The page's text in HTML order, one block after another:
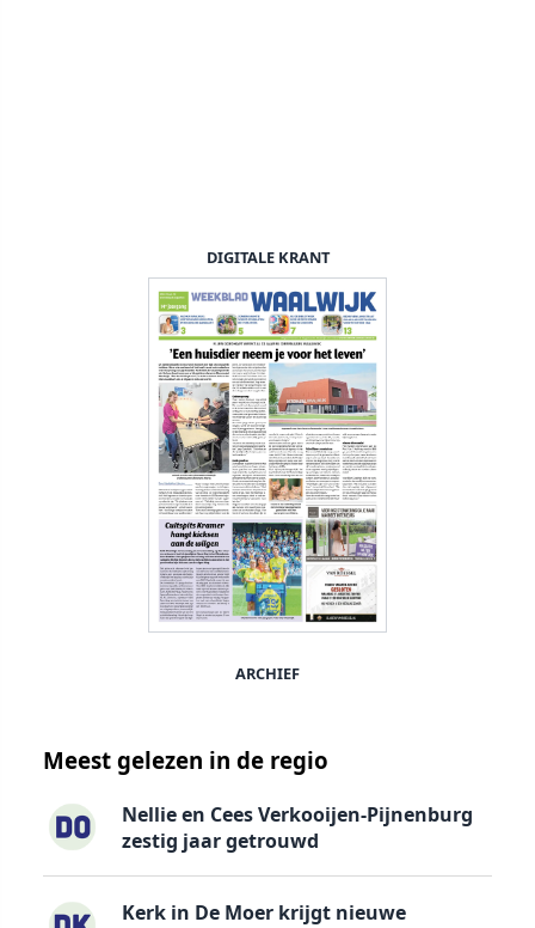
DIGITALE KRANT
ARCHIEF
Meest gelezen in de regio
Nellie en Cees Verkooijen-Pijnenburg
zestig jaar getrouwd
Kerk in De Moer krijgt nieuwe